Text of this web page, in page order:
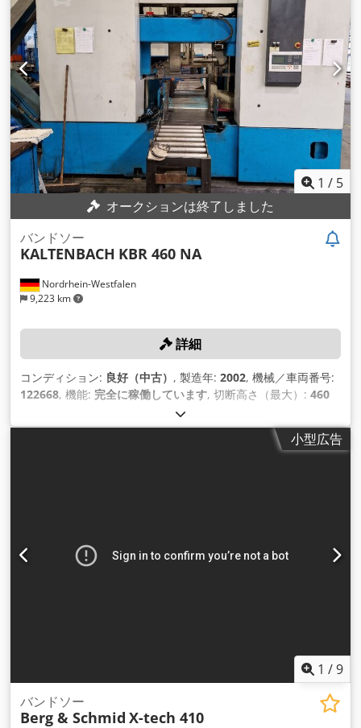
1 / 5
オークションは終了しました
Nordrhein-Westfalen
9,223 km
バンドソー
KALTENBACH KBR 460 NA
詳細
コンディション: 良好（中古） , 製造年: 2002, 機械／車両番号:
122668, 機能: 完全に稼働しています, 切断高さ（最大）: 460
, バンドソー刃の長さ:
バンドソー刃幅:54 mm, セクション長（最大）:760 mm, セ
小型広告
1 /9
バンドソー
Berg & Schmid X-tech 410